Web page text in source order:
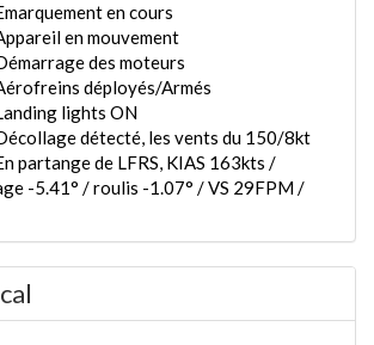
en cours
en mouvement
des moteurs
déployés/Armés
lights ON
détecté, les vents du 150/8kt
partange de LFRS, KIAS 163kts /
-5.41° / roulis -1.07° / VS 29FPM /
rentrés / KIAS 176kts / GS 169kts
à 290ft / KIAS 178kts / GS